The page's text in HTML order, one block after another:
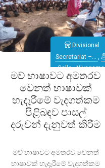
මව් භාෂාවට අමතරව
වෙනත් භාෂාවක්
හැදෑරීමේ වැදගත්කම
පිළිබඳව පාසල්
දරුවන් දැනුවත් කිරීම
Divisional
Secretariat –…
Galle ,Niyagama
මව් භාෂාවට අමතරව වෙනත්
භාෂාවක් හැදෑරීමේ වැදගත්කම